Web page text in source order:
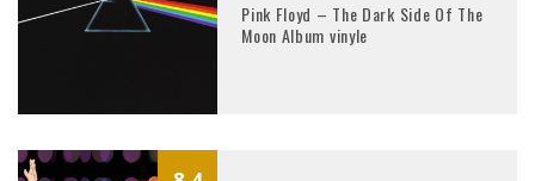
Pink Floyd – The Dark Side Of The
Moon Album vinyle